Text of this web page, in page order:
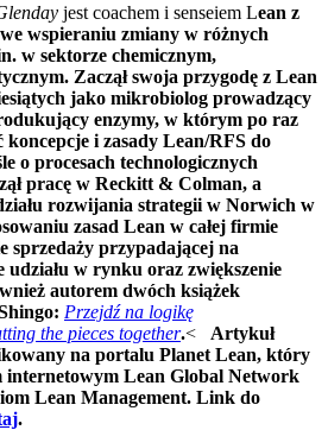
jest coachem i senseiem Lean z
wspieraniu zmiany w różnych
w sektorze chemicznym,
Zaczął swoja przygodę z Lean
jako mikrobiolog prowadzący
enzymy, w którym po raz
koncepcje i zasady Lean/RFS do
o procesach technologicznych
pracę w Reckitt & Colman, a
rozwijania strategii w Norwich w
zasad Lean w całej firmie
sprzedaży przypadającej na
udziału w rynku oraz zwiększenie
autorem dwóch książek
Przejdź na logikę
the pieces together.< Artykuł
na portalu Planet Lean, który
internetowym Lean Global Network
Lean Management. Link do
.